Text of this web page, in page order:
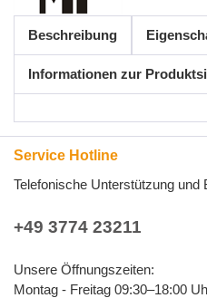
Beschreibung
Informationen zur
Service Hotline
Telefonische Unterstützung und
+49 3774 23211
Unsere Öffnungszeiten:
Montag - Freitag 09:30–18:00